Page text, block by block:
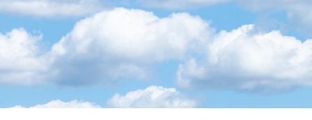
Utanvega- og
Barnaskór
Eldri skór á afslætti